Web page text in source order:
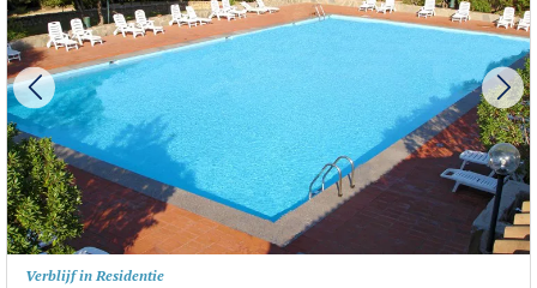
Verblijf in Residentie